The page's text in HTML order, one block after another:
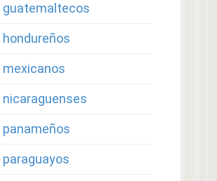
guatemaltecos
mexicanos